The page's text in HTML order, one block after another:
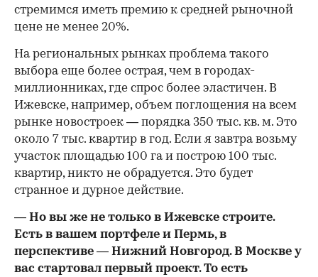
стремимся иметь премию к средней рыночной
цене не менее 20%.
На региональных рынках проблема такого
выбора еще более острая, чем в городах-
миллионниках, где спрос более эластичен. В
Ижевске, например, объем поглощения на всем
рынке новостроек — порядка 350 тыс. кв. м. Это
около 7 тыс. квартир в год. Если я завтра возьму
участок площадью 100 га и построю 100 тыс.
квартир, никто не обрадуется. Это будет
странное и дурное действие.
— Но вы же не только в Ижевске строите.
Есть в вашем портфеле и Пермь, в
перспективе — Нижний Новгород. В Москве у
вас стартовал первый проект. То есть